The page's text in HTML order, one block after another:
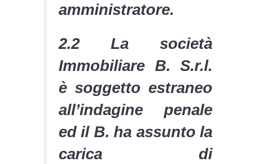
amministratore.
2.2 La società
Immobiliare B. S.r.l.
è soggetto estraneo
all’indagine penale
ed il B. ha assunto la
carica di